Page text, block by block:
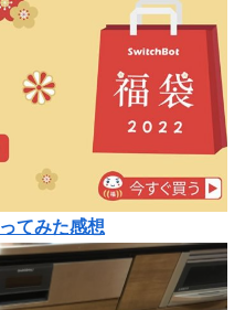
てみた感想